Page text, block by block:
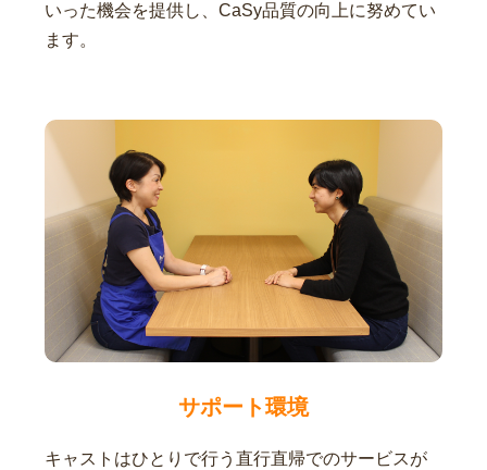
いった機会を提供し、CaSy品質の向上に努めてい
ます。
サポート環境
キャストはひとりで行う直行直帰でのサービスが